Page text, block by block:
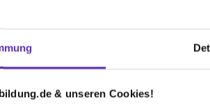
& unseren Cookies!